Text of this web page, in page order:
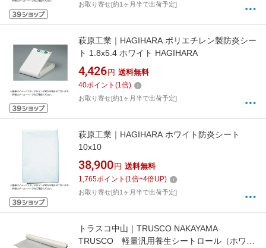
お取り寄せ[約1ヶ月半で出荷予定]
萩原工業｜HAGIHARA ポリエチレン製防炎シー
ト 1.8x5.4 ホワイト HAGIHARA
4,426 円 送料無料
40ポイント (1倍)
お取り寄せ[約1ヶ月半で出荷予定]
萩原工業｜HAGIHARA ホワイト防炎シート
10x10
38,900 円 送料無料
1,765ポイント (1倍+4倍UP)
お取り寄せ[約1ヶ月半で出荷予定]
トラスコ中山｜TRUSCO NAKAYAMA
TRUSCO 軽量汎用養生シートロール（ホワイ